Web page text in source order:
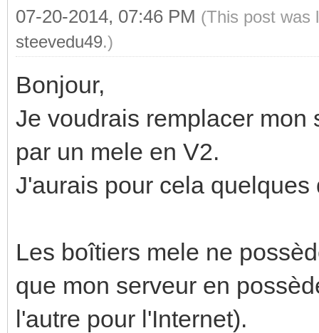
07-20-2014, 07:46 PM (This post was
steevedu49.)
Bonjour,
Je voudrais remplacer
par un mele en V2.
J'aurais pour cela quelques
Les boîtiers mele ne
que mon serveur en
l'autre pour l'Internet).